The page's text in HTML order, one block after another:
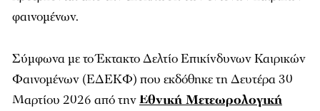
φαινομένων.
Σύμφωνα με το Έκτακτο Δελτίο Επικίνδυνων Καιρικών
Φαινομένων (ΕΔΕΚΦ) που εκδόθηκε τη Δευτέρα 30
Μαρτίου 2026 από τηνΕθνική Μετεωρολογική